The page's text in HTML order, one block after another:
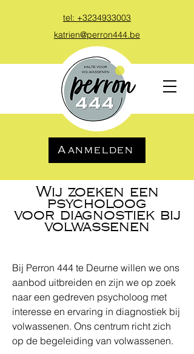
tel: +3234933003
katrien@perron444.be
Aanmelden
Wij zoeken een
psycholoog
voor diagnostiek bij
volwassenen
Bij Perron 444 te Deurne willen we ons
aanbod uitbreiden en zijn we op zoek
naar een gedreven psycholoog met
interesse en ervaring in diagnostiek bij
volwassenen. Ons centrum richt zich
op de begeleiding van volwassenen.